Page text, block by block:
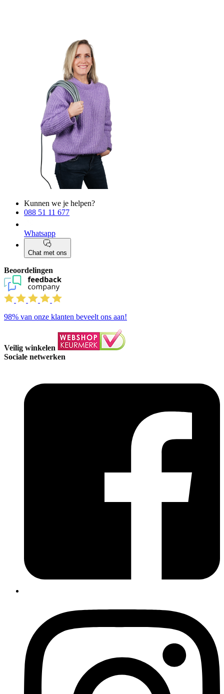
Kunnen we je helpen?
088 51 11 677
Whatsapp
Chat met ons
Beoordelingen
98% van onze klanten beveelt ons aan!
Veilig winkelen
Sociale netwerken